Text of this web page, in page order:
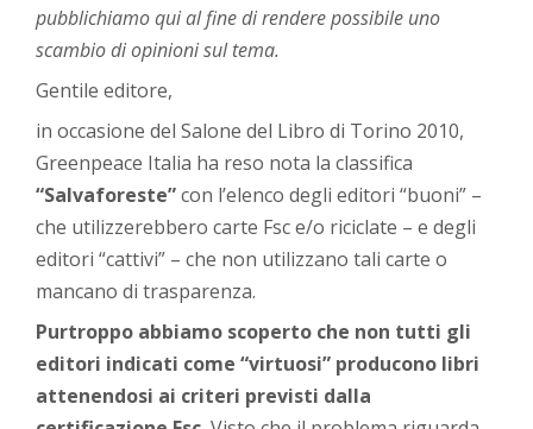
pubblichiamo qui al fine di rendere possibile uno
scambio di opinioni sul tema.
Gentile editore,
in occasione del Salone del Libro di Torino 2010,
Greenpeace Italia ha reso nota la classifica
“Salvaforeste”con l’elenco degli editori “buoni” –
che utilizzerebbero carte Fsc e/o riciclate – e degli
editori “cattivi” – che non utilizzano tali carte o
mancano di trasparenza.
Purtroppo abbiamo scoperto che non tutti gli
editori indicati come “virtuosi” producono libri
attenendosi ai criteri previsti dalla